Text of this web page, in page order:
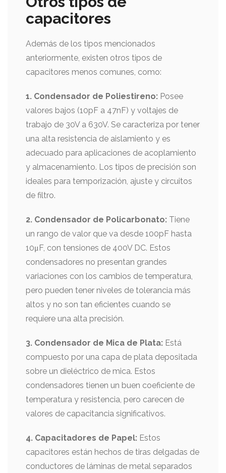
capacitores
Además de los tipos mencionados
anteriormente, existen otros tipos de
capacitores menos comunes, como:
1. Condensador de Poliestireno: Posee
valores bajos (10pF a 47nF) y voltajes de
trabajo de 30V a 630V. Se caracteriza por tener
una alta resistencia de aislamiento y es
adecuado para aplicaciones de acoplamiento
y almacenamiento. Los tipos de precisión son
ideales para temporización, ajuste y circuitos
de filtro.
2. Condensador de Policarbonato: Tiene
un rango de valor que va desde 100pF hasta
10μF, con tensiones de 400V DC. Estos
condensadores no presentan grandes
variaciones con los cambios de temperatura,
pero pueden tener niveles de tolerancia más
altos y no son tan eficientes cuando se
requiere una alta precisión.
3. Condensador de Mica de Plata: Está
compuesto por una capa de plata depositada
sobre un dieléctrico de mica. Estos
condensadores tienen un buen coeficiente de
temperatura y resistencia, pero carecen de
valores de capacitancia significativos.
4. Capacitadores de Papel: Estos
capacitores están hechos de tiras delgadas de
conductores de láminas de metal separados